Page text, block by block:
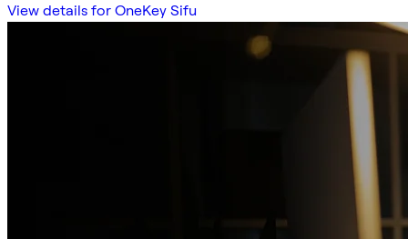
View details for OneKey Sifu